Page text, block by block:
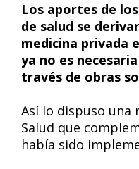
Los aportes de
de salud se
medicina privada
ya no es
través de obras
Así lo dispuso una
Salud que
había sido